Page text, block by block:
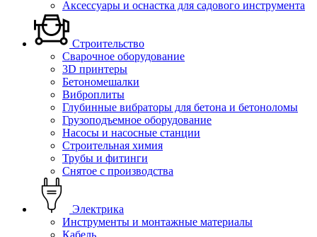
Аксессуары и оснастка для садового инструмента
Строительство
Сварочное оборудование
3D принтеры
Бетономешалки
Виброплиты
Глубинные вибраторы для бетона и бетоноломы
Грузоподъемное оборудование
Насосы и насосные станции
Строительная химия
Трубы и фитинги
Снятое с производства
Электрика
Инструменты и монтажные материалы
Кабель